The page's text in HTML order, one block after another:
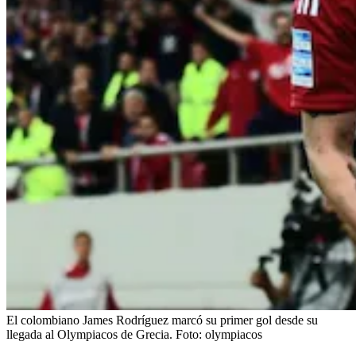
El colombiano James Rodríguez marcó su primer gol desde su
llegada al Olympiacos de Grecia. Foto: olympiacos